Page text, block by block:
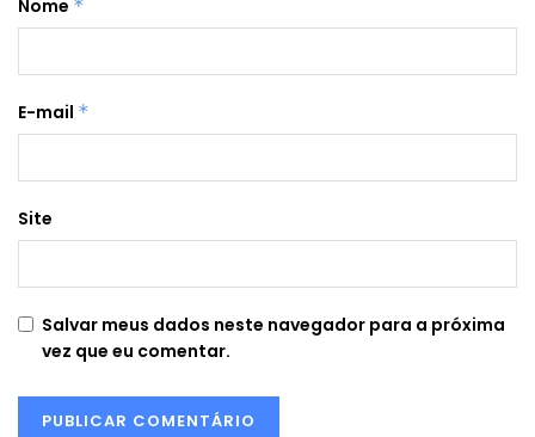
Nome *
E-mail *
Site
Salvar meus dados neste navegador para a próxima
vez que eu comentar.